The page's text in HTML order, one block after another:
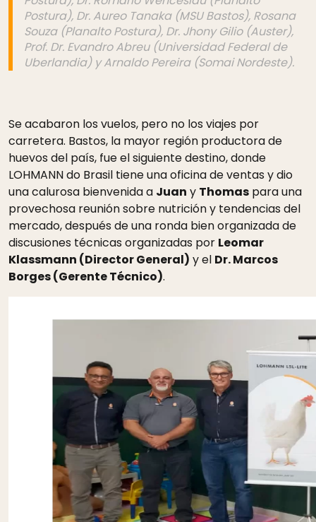
Postura), Dr. Aureo Tanaka (MSU Bastos), Rosana
Souza (Planalto Postura), Dr. Jhony Gilio (Auster),
Prof. Dr. Evandro Abreu (Universidad Federal de
Uberlandia) y Arnaldo Pereira (Somai Nordeste).
Se acabaron los vuelos, pero no los viajes por
carretera. Bastos, la mayor región productora de
huevos del país, fue el siguiente destino, donde
LOHMANN do Brasil tiene una oficina de ventas y dio
una calurosa bienvenida a Juan y Thomas para una
provechosa reunión sobre nutrición y tendencias del
mercado, después de una ronda bien organizada de
discusiones técnicas organizadas por Leomar
Klassmann (Director General) y el Dr. Marcos
Borges (Gerente Técnico).